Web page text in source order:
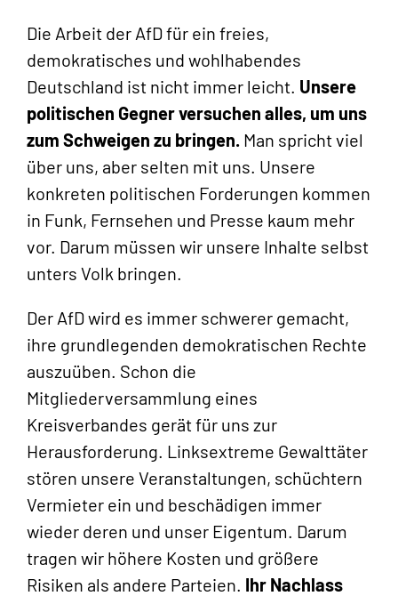
Die Arbeit der AfD für ein freies,
demokratisches und wohlhabendes
Deutschland ist nicht immer leicht. Unsere
politischen Gegner versuchen alles, um uns
zum Schweigen zu bringen. Man spricht viel
über uns, aber selten mit uns. Unsere
konkreten politischen Forderungen kommen
in Funk, Fernsehen und Presse kaum mehr
vor. Darum müssen wir unsere Inhalte selbst
unters Volk bringen.
Der AfD wird es immer schwerer gemacht,
ihre grundlegenden demokratischen Rechte
auszuüben. Schon die
Mitgliederversammlung eines
Kreisverbandes gerät für uns zur
Herausforderung. Linksextreme Gewalttäter
stören unsere Veranstaltungen, schüchtern
Vermieter ein und beschädigen immer
wieder deren und unser Eigentum. Darum
tragen wir höhere Kosten und größere
Risiken als andere Parteien. Ihr Nachlass